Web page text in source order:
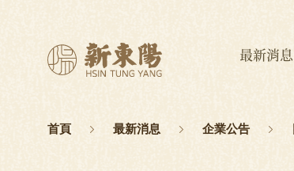
最新消息
首頁 最新消息 企業公告